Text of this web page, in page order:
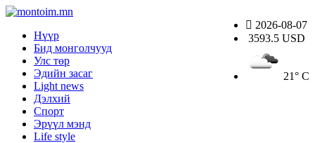
2026-08-07
3593.5 USD
21° C
Нүүр
Бид монголчууд
Улс төр
Эдийн засаг
Light news
Дэлхий
Спорт
Эрүүл мэнд
Life style